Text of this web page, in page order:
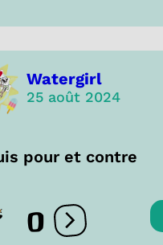
Watergirl
25 août 2024
pour et contre
0 Ouvrir les